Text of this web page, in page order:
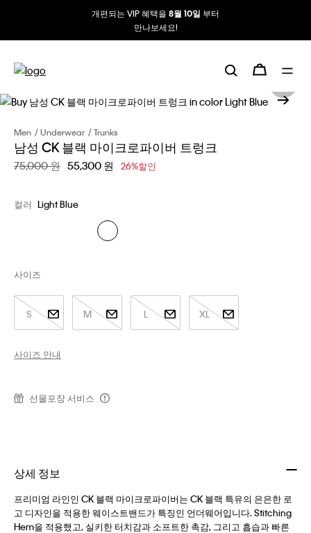
개편되는 VIP 혜택을 8월 10일 부터
만나보세요!
Men Underwear Trunks
남성 CK 블랙 마이크로파이버 트렁크
할인 전 가격
75,000 원 할인된 가격
55,300 원 26%할인
컬러 Light Blue
S M L XL
사이즈
사이즈 안내
선물포장 서비스
상세 정보
프리미엄 라인인 CK 블랙 마이크로파이버는 CK 블랙 특유의 은은한 로
고 디자인을 적용한 웨이스트밴드가 특징인 언더웨어입니다. Stitching
Hem을 적용했고, 실키한 터치감과 소프트한 촉감, 그리고 흡습과 빠른